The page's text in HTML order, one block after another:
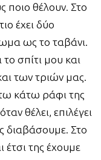
ποιο θέλουν. Στο
έχει δύο
ως το ταβάνι.
σπίτι μου και
των τριών μας.
κάτω ράφι της
θέλει, επιλέγει
διαβάσουμε. Στο
έτσι της έχουμε